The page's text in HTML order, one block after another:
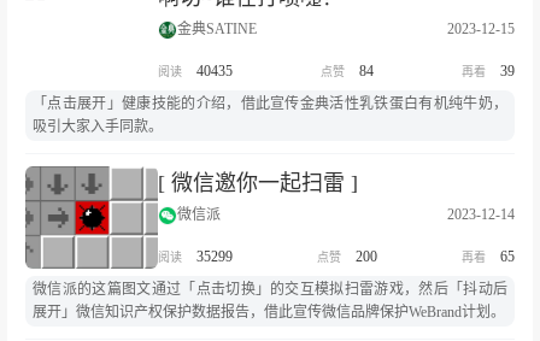
金典SATINE 2023-12-15
40435 84
39
「点击展开」健康技能的介绍，借此宣传金典活性乳铁蛋白有机纯牛奶，
吸引大家入手同款。
[ 微信邀你一起扫雷 ]
微信派 2023-12-14
35299 200
65
微信派的这篇图文通过「点击切换」的交互模拟扫雷游戏，然后「抖动后
展开」微信知识产权保护数据报告，借此宣传微信品牌保护WeBrand计划。